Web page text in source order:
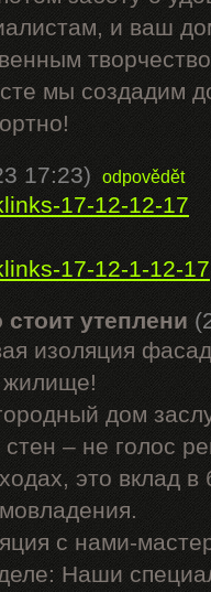
и ваш
мы создадим
17:23) odpovědět
17-12-12-17
17-12-1-12-17
стоит утеплени
изоляция
жилище!
дом
– не голос
это вклад в
с нами-
Наши